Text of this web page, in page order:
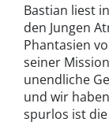
Bastian liest
den Jungen
Phantasien
seiner
unendliche
und wir
spurlos ist